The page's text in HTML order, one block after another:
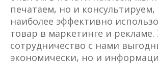
печатаем, но и консультируем,
наиболее эффективно
товар в маркетинге и рекламе.
сотрудничество с нами
экономически, но и